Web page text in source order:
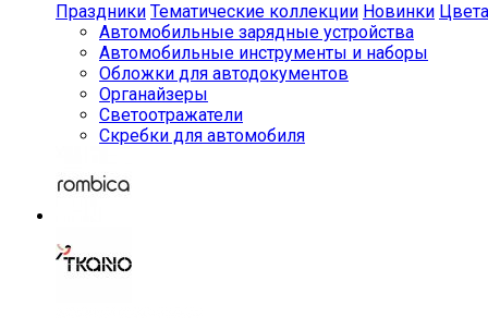
Праздники Тематические коллекции Новинки Цвета
Автомобильные зарядные устройства
Автомобильные инструменты и наборы
Обложки для автодокументов
Органайзеры
Светоотражатели
Скребки для автомобиля